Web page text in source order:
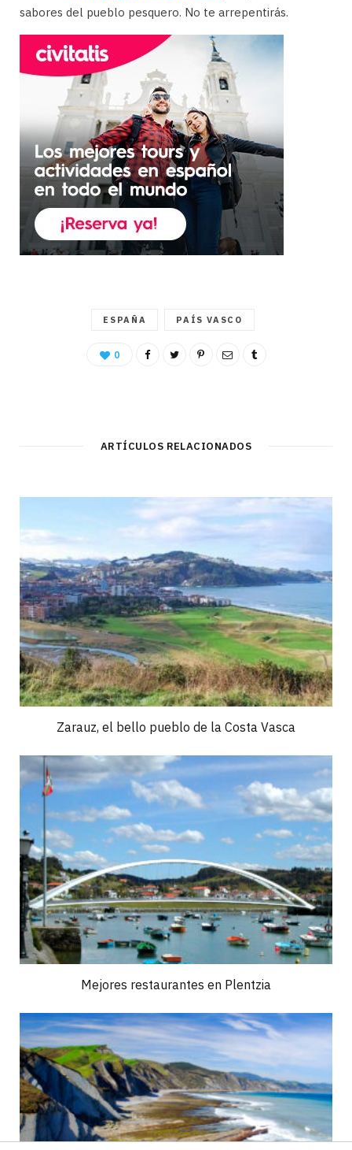
sabores del pueblo pesquero. No te arrepentirás.
ESPAÑA PAÍS VASCO
0
ARTÍCULOS RELACIONADOS
Zarauz, el bello pueblo de la Costa Vasca
Mejores restaurantes en Plentzia